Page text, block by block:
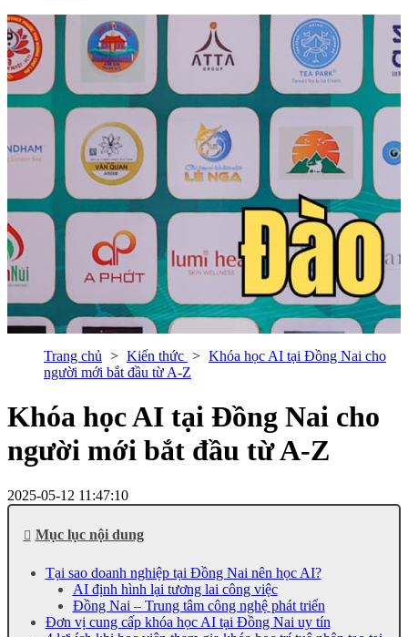
Trang chủ Kiến thức
Khóa học AI tại Đồng Nai cho
người mới bắt đầu từ A-Z
Khóa học AI tại Đồng Nai cho
người mới bắt đầu từ A-Z
2025-05-12 11:47:10
Mục lục nội dung
Tại sao doanh nghiệp tại Đồng Nai nên học AI?
AI định hình lại tương lai công việc
Đồng Nai – Trung tâm công nghệ phát triển
Đơn vị cung cấp khóa học AI tại Đồng Nai uy tín